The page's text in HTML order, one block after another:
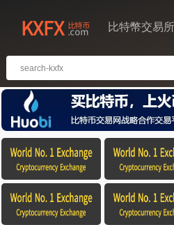
比特幣交易所